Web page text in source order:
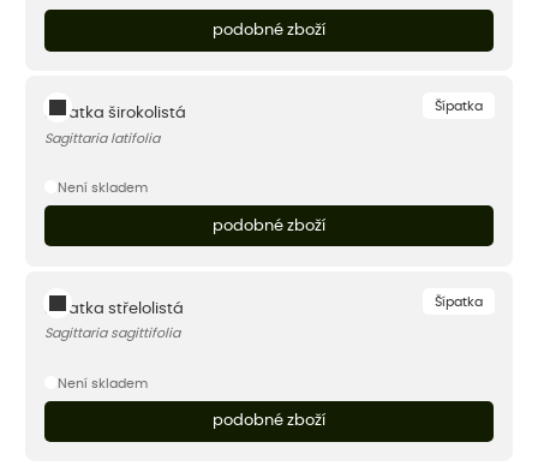
podobné zboží
Šípatka
Šípatka širokolistá
Sagittaria latifolia
Není skladem
podobné zboží
Šípatka
Šípatka střelolistá
Sagittaria sagittifolia
Není skladem
podobné zboží